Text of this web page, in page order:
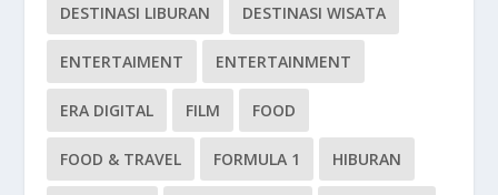
DESTINASI LIBURAN DESTINASI WISATA
ENTERTAIMENT ENTERTAINMENT
ERA DIGITAL FILM FOOD
FOOD & TRAVEL FORMULA 1 HIBURAN